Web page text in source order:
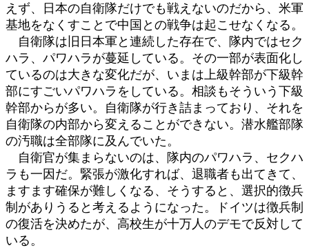
えず、日本の自衛隊だけでも戦えないのだから、米軍
基地をなくすことで中国との戦争は起こせなくなる。
自衛隊は旧日本軍と連続した存在で、隊内ではセク
ハラ、パワハラが蔓延している。その一部が表面化し
ているのは大きな変化だが、いまは上級幹部が下級幹
部にすごいパワハラをしている。相談もそういう下級
幹部からが多い。自衛隊が行き詰まっており、それを
自衛隊の内部から変えることができない。潜水艦部隊
の汚職は全部隊に及んでいた。
自衛官が集まらないのは、隊内のパワハラ、セクハ
ラも一因だ。緊張が激化すれば、退職者も出てきて、
ますます確保が難しくなる、そうすると、選択的徴兵
制がありうると考えるようになった。ドイツは徴兵制
の復活を決めたが、高校生が十万人のデモで反対して
いる。